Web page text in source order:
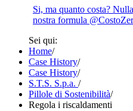
Si, ma quanto costa?
nostra formula
Sei qui:
Home/
Case History/
Case History/
S.T.S. S.p.a. /
Pillole di Sostenibilità/
Regola i riscaldamenti